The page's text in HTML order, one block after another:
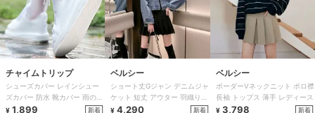
チャイムトリップ
シューズカバー レインシュー
ズカバー 防水 靴カバー 雨の日
滑り止め 男女兼用 携帯
¥ 1,899 新着
ベルシー
ショート丈Gジャン デニムジャ
ケット 短丈 アウター 羽織り
レディース
¥ 4,290 新着
ベルシー
ボーダーVネックニット ポロ襟
長袖 トップス 薄手 レディース
¥ 3,798 新着